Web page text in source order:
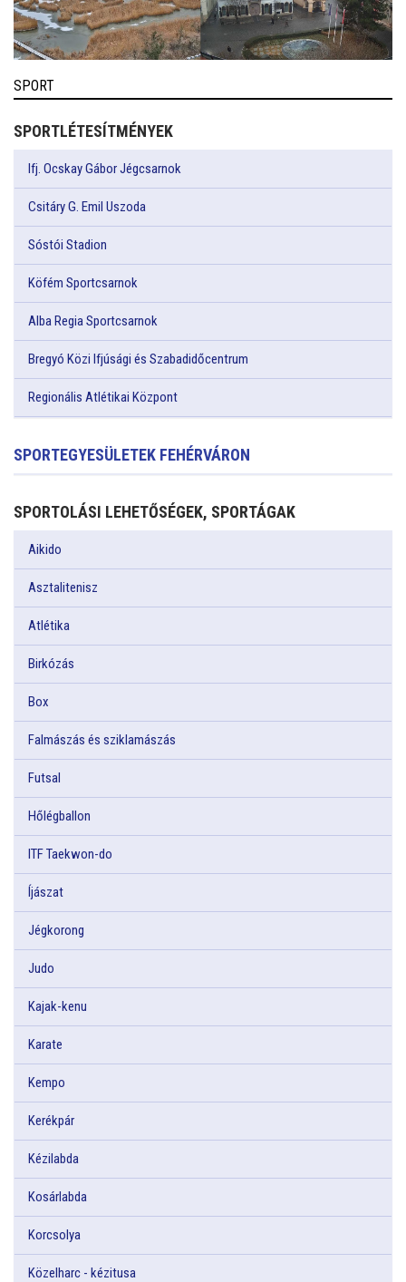
SPORT
SPORTLÉTESÍTMÉNYEK
Ifj. Ocskay Gábor Jégcsarnok
Csitáry G. Emil Uszoda
Sóstói Stadion
Köfém Sportcsarnok
Alba Regia Sportcsarnok
Bregyó Közi Ifjúsági és Szabadidőcentrum
Regionális Atlétikai Központ
SPORTEGYESÜLETEK FEHÉRVÁRON
SPORTOLÁSI LEHETŐSÉGEK, SPORTÁGAK
Aikido
Asztalitenisz
Atlétika
Birkózás
Box
Falmászás és sziklamászás
Futsal
Hőlégballon
ITF Taekwon-do
Íjászat
Jégkorong
Judo
Kajak-kenu
Karate
Kempo
Kerékpár
Kézilabda
Kosárlabda
Korcsolya
Közelharc - kézitusa